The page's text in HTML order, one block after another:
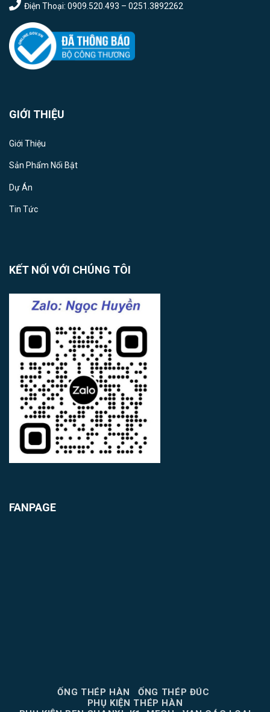
Điện Thoại: 0909.520.493 – 0251.3892262
GIỚI THIỆU
Giới Thiệu
Sản Phẩm Nổi Bật
Dự Án
Tin Tức
KẾT NỐI VỚI CHÚNG TÔI
FANPAGE
ỐNG THÉP HÀN
ỐNG THÉP ĐÚC
PHỤ KIỆN THÉP HÀN